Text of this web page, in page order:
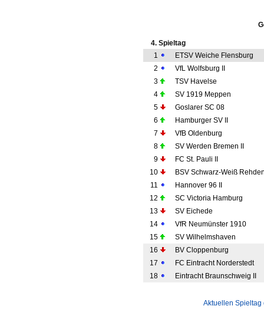
4. Spieltag
1
ETSV Weiche Flensburg
2
VfL Wolfsburg II
3
TSV Havelse
4
SV 1919 Meppen
5
Goslarer SC 08
6
Hamburger SV II
7
VfB Oldenburg
8
SV Werden Bremen II
9
FC St. Pauli II
10
BSV Schwarz-Weiß
11
Hannover 96 II
12
SC Victoria Hamburg
13
SV Eichede
14
VfR Neumünster 1910
15
SV Wilhelmshaven
16
BV Cloppenburg
17
FC Eintracht Norderstedt
18
Eintracht Braunschweig II
Aktuellen Spieltag